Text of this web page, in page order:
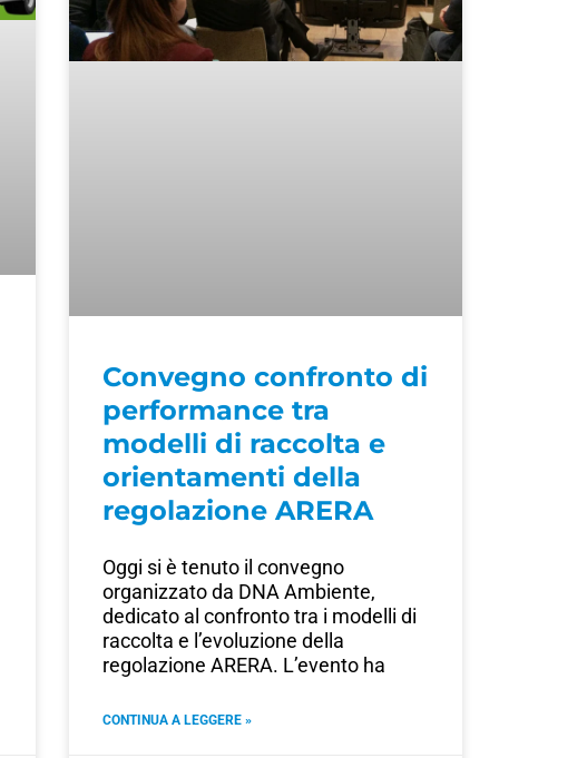
Convegno confronto di
performance tra
modelli di raccolta e
orientamenti della
regolazione ARERA
Oggi si è tenuto il convegno
organizzato da DNA Ambiente,
dedicato al confronto tra i modelli di
raccolta e l’evoluzione della
regolazione ARERA. L’evento ha
CONTINUA A LEGGERE »